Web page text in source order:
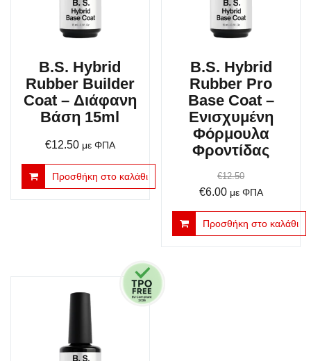
B.S. Hybrid
Rubber Builder
Coat – Διάφανη
Βάση 15ml
€12.50 με ΦΠΑ
Προσθήκη στο καλάθι
B.S. Hybrid
Rubber Pro
Base Coat –
Ενισχυμένη
Φόρμουλα
Φροντίδας
€12.50
Original
price
was:
€6.00Η
τρέχουσα
τιμή
με ΦΠΑ
Προσθήκη στο καλάθι